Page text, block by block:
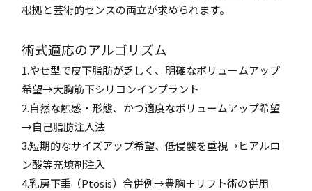
根拠と芸術的センスの両立が求められます。
術式適応のアルゴリズム
1.やせ型で皮下脂肪が乏しく、明確なボリュームアップ
希望→大胸筋下シリコンインプラント
2.自然な触感・形態、かつ適度なボリュームアップ希望
→自己脂肪注入法
3.短期的なサイズアップ希望、低侵襲を重視→ヒアルロ
ン酸等充填剤注入
4.乳房下垂（Ptosis）合併例→豊胸＋リフト術の併用